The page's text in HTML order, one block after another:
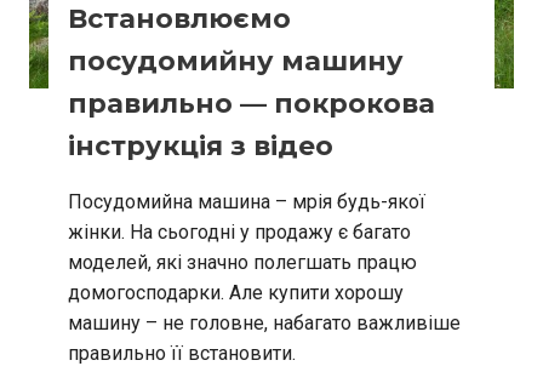
Встановлюємо
посудомийну машину
правильно — покрокова
інструкція з відео
Посудомийна машина – мрія будь-якої
жінки. На сьогодні у продажу є багато
моделей, які значно полегшать працю
домогосподарки. Але купити хорошу
машину – не головне, набагато важливіше
правильно її встановити.